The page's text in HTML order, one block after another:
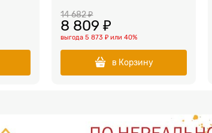
14 682 ₽
8 809 ₽
выгода5 873 ₽ или40%
в Корзину